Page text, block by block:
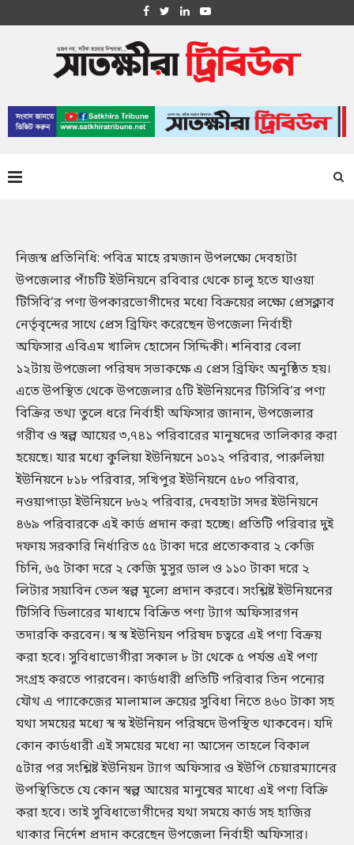
নিজস্ব প্রতিনিধি: পবিত্র মাহে রমজান উপলক্ষ্যে দেবহাটা
উপজেলার পাঁচটি ইউনিয়নে রবিবার থেকে চালু হতে যাওয়া
টিসিবি’র পণ্য উপকারভোগীদের মধ্যে বিক্রয়ের লক্ষ্যে প্রেসক্লাব
নের্তৃবৃন্দের সাথে প্রেস ব্রিফিং করেছেন উপজেলা নির্বাহী
অফিসার এবিএম খালিদ হোসেন সিদ্দিকী। শনিবার বেলা
১২টায় উপজেলা পরিষদ সভাকক্ষে এ প্রেস ব্রিফিং অনুষ্ঠিত হয়।
এতে উপস্থিত থেকে উপজেলার ৫টি ইউনিয়নের টিসিবি’র পণ্য
বিক্রির তথ্য তুলে ধরে নির্বাহী অফিসার জানান, উপজেলার
গরীব ও স্বল্প আয়ের ৩,৭৪১ পরিবারের মানুষদের তালিকার করা
হয়েছে। যার মধ্যে কুলিয়া ইউনিয়নে ১০১২ পরিবার, পারুলিয়া
ইউনিয়নে ৮১৮ পরিবার, সখিপুর ইউনিয়নে ৫৮০ পরিবার,
নওয়াপাড়া ইউনিয়নে ৮৬২ পরিবার, দেবহাটা সদর ইউনিয়নে
৪৬৯ পরিবারকে এই কার্ড প্রদান করা হচ্ছে। প্রতিটি পরিবার দুই
দফায় সরকারি নির্ধারিত ৫৫ টাকা দরে প্রত্যেকবার ২ কেজি
চিনি, ৬৫ টাকা দরে ২ কেজি মুসুর ডাল ও ১১০ টাকা দরে ২
লিটার সয়াবিন তেল স্বল্প মূল্যে প্রদান করবে। সংশ্লিষ্ট ইউনিয়নের
টিসিবি ডিলারের মাধ্যমে বিক্রিত পণ্য ট্যাগ অফিসারগন
তদারকি করবেন। স্ব স্ব ইউনিয়ন পরিষদ চত্বরে এই পণ্য বিক্রয়
করা হবে। সুবিধাভোগীরা সকাল ৮ টা থেকে ৫ পর্যন্ত এই পণ্য
সংগ্রহ করতে পারবেন। কার্ডধারী প্রতিটি পরিবার তিন পন্যের
যৌথ এ প্যাকেজের মালামাল ক্রয়ের সুবিধা নিতে ৪৬০ টাকা সহ
যথা সময়ের মধ্যে স্ব স্ব ইউনিয়ন পরিষদে উপস্থিত থাকবেন। যদি
কোন কার্ডধারী এই সময়ের মধ্যে না আসেন তাহলে বিকাল
৫টার পর সংশ্লিষ্ট ইউনিয়ন ট্যাগ অফিসার ও ইউপি চেয়ারম্যানের
উপস্থিতিতে যে কোন স্বল্প আয়ের মানুষের মাধ্যে এই পণ্য বিক্রি
করা হবে। তাই সুবিধাভোগীদের যথা সময়ে কার্ড সহ হাজির
থাকার নির্দেশ প্রদান করেছেন উপজেলা নির্বাহী অফিসার।